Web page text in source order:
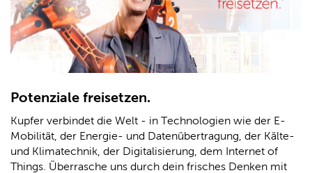
Potenziale freisetzen.
Kupfer verbindet die Welt - in Technologien wie der E-
Mobilität, der Energie- und Datenübertragung, der Kälte-
und Klimatechnik, der Digitalisierung, dem Internet of
Things. Überrasche uns durch dein frisches Denken mit